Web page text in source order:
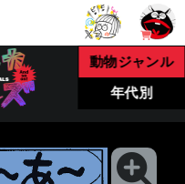
動物ジャンル
年代別